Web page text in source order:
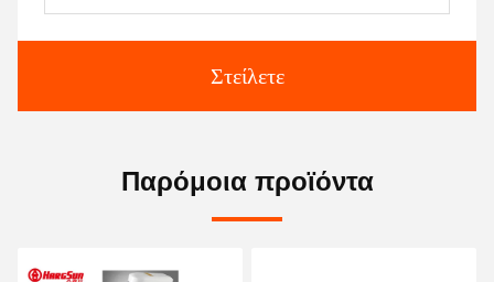
Στείλετε
Παρόμοια προϊόντα